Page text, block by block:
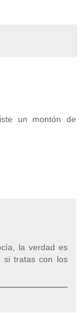
un montón de
la verdad es
si tratas con los